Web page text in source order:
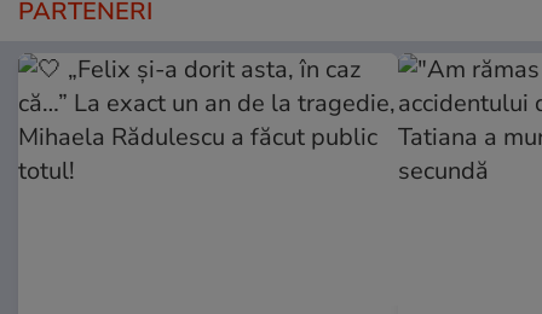
PARTENERI